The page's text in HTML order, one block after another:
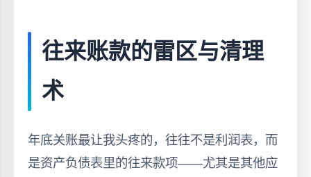
往来账款的雷区与清理
术
年底关账最让我头疼的，往往不是利润表，而
是资产负债表里的往来款项——尤其是其他应